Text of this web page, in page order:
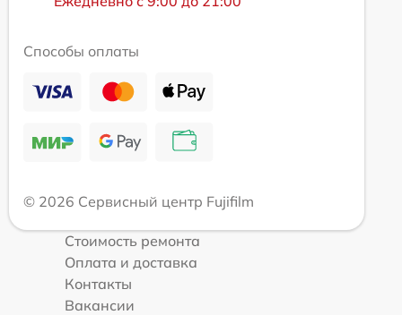
Способы оплаты
© 2026 Сервисный центр Fujifilm
Стоимость ремонта
Оплата и доставка
Контакты
Вакансии